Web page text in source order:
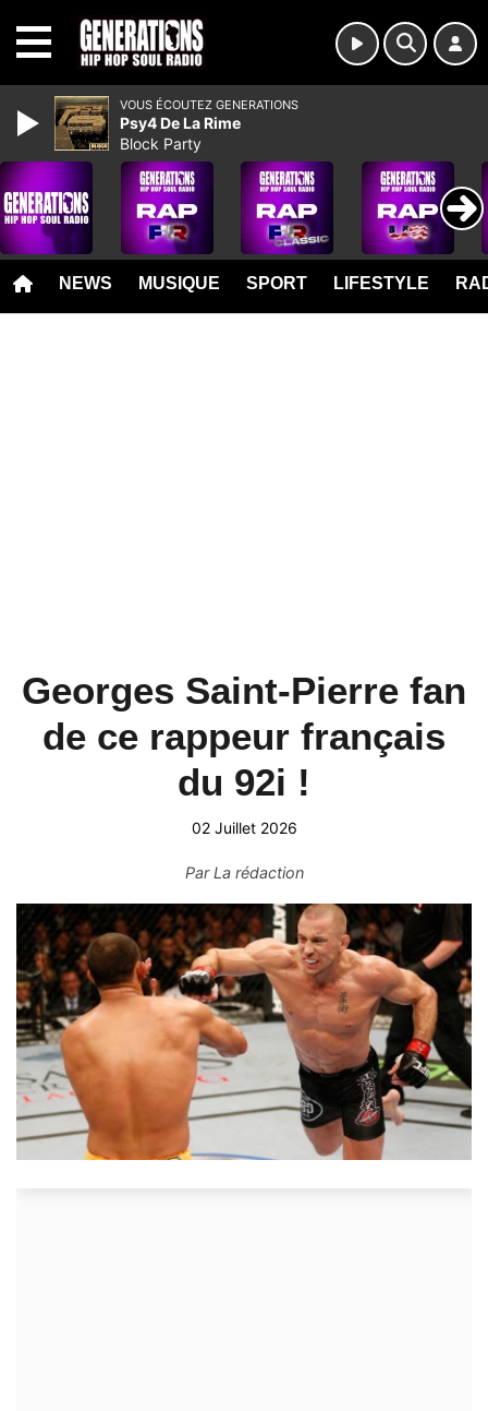
NEWS MUSIQUE SPORT LIFESTYLE
Georges Saint-Pierre fan
de ce rappeur français
du 92i !
02 Juillet 2026
ParLa rédaction
VOUS ÉCOUTEZ GENERATIONS
Psy4 De La Rime
Block Party